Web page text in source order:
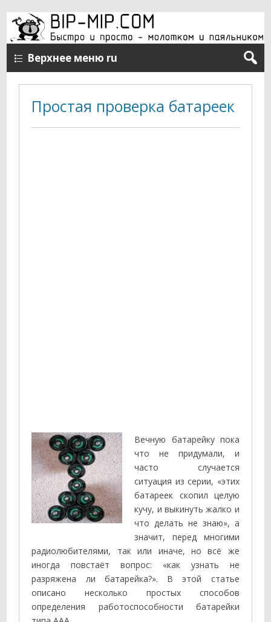
Верхнее меню ru
Простая проверка батареек
Вечную батарейку пока
что не придумали, и
часто случается
ситуация из серии, «этих
батареек скопил целую
кучу, и выкинуть жалко и
что делать не знаю», а
значит, перед многими
радиолюбителями, так или иначе, но всё же
иногда повстаёт вопрос: «как узнать не
разряжена ли батарейка?». В этой статье
описано несколько простых способов
определения работоспособности батарейки